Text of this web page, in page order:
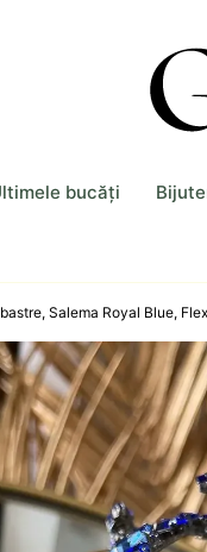
bucăți
Salema Royal Blue,